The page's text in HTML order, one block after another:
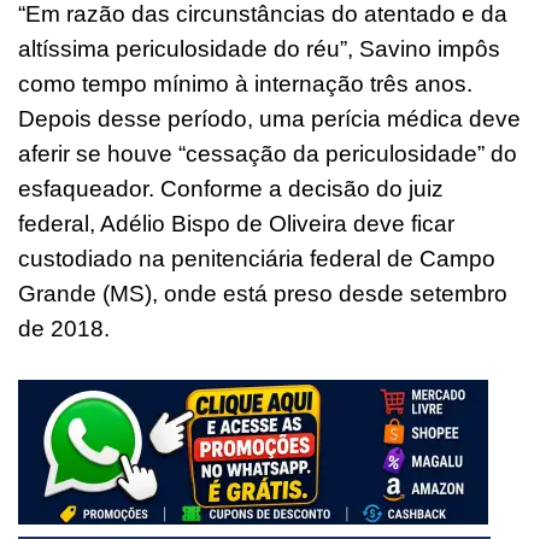
“Em razão das circunstâncias do atentado e da
altíssima periculosidade do réu”, Savino impôs
como tempo mínimo à internação três anos.
Depois desse período, uma perícia médica deve
aferir se houve “cessação da periculosidade” do
esfaqueador. Conforme a decisão do juiz
federal, Adélio Bispo de Oliveira deve ficar
custodiado na penitenciária federal de Campo
Grande (MS), onde está preso desde setembro
de 2018.